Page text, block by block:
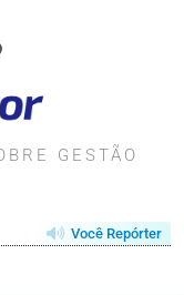
GESTÃO
Você Repórter